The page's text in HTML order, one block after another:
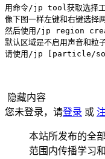
用命令/jp tool获取选择
像下图一样左键和右键选择
然后使用/jp region
默认区域是不启用声音和粒
请使用/jp [particle/
隐藏内容
您未登录，请登录 或
本站所发布的全
范围内传播学习